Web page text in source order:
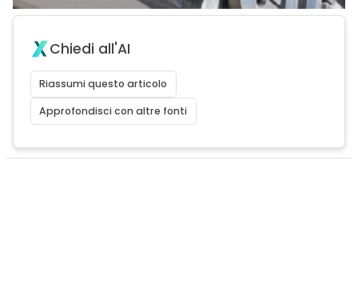
Chiedi all'AI
Riassumi questo articolo
Approfondisci con altre fonti